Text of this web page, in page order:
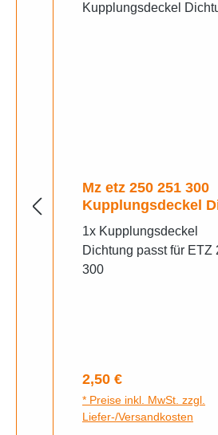
Mz etz 250 251 300
Kupplungsdeckel
1x Kupplungsdeckel
Dichtung passt für ETZ
300
Regulärer Preis:
2,50 €
* Preise inkl. MwSt. zzgl.
Liefer-/Versandkosten